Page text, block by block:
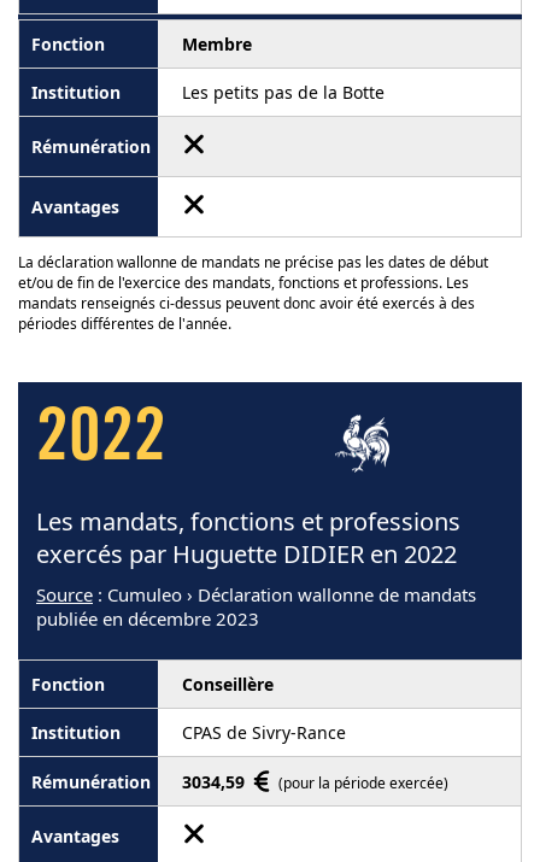
Membre
Les petits pas de la Botte
La déclaration wallonne de mandats ne précise pas les dates de début
et/ou de fin de l'exercice des mandats, fonctions et professions. Les
mandats renseignés ci-dessus peuvent donc avoir été exercés à des
périodes différentes de l'année.
2022
Les mandats, fonctions et professions
exercés par Huguette DIDIER en 2022
Source : Cumuleo › Déclaration wallonne de mandats
publiée en décembre 2023
Conseillère
CPAS de Sivry-Rance
3034,59 (pour la période exercée)